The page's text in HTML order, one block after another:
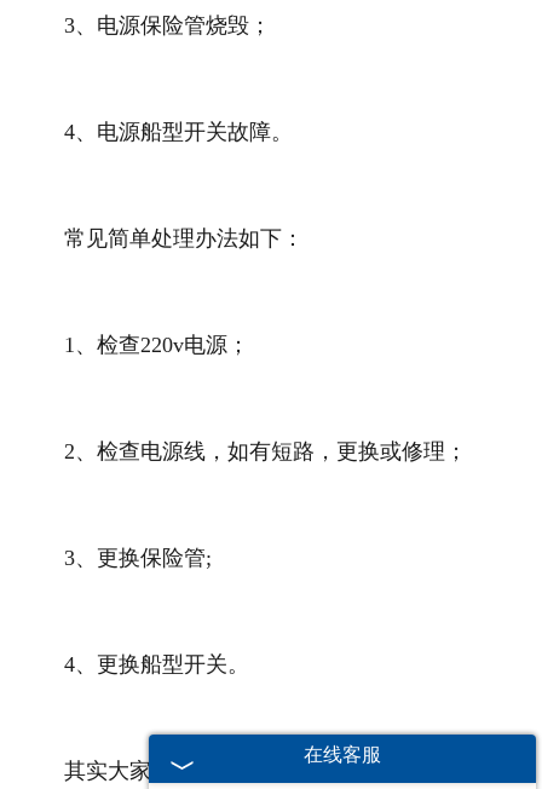
3、电源保险管烧毁；
4、电源船型开关故障。
常见简单处理办法如下：
1、检查220v电源；
2、检查电源线，如有短路，更换或修理；
3、更换保险管;
4、更换船型开关。
其实大家也可以看出， 广东水泥振动筛
在线客服